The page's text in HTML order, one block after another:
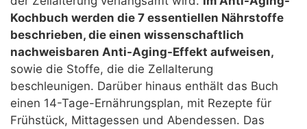
Kochbuch werden die 7 essentiellen Nährstoffe
beschrieben, die einen wissenschaftlich
nachweisbaren Anti-Aging-Effekt aufweisen,
sowie die Stoffe, die die Zellalterung
beschleunigen. Darüber hinaus enthält das Buch
einen 14-Tage-Ernährungsplan, mit Rezepte für
Frühstück, Mittagessen und Abendessen. Das